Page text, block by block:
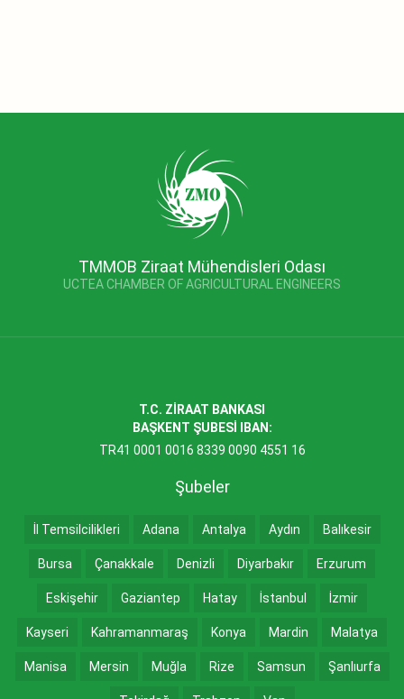
TMMOB Ziraat Mühendisleri Odası
UCTEA CHAMBER OF AGRICULTURAL ENGINEERS
T.C. ZİRAAT BANKASI
BAŞKENT ŞUBESİ IBAN:
TR41 0001 0016 8339 0090 4551 16
Şubeler
İl Temsilcilikleri Adana Antalya Aydın Balıkesir
Bursa Çanakkale Denizli Diyarbakır Erzurum
Eskişehir Gaziantep Hatay İstanbul İzmir
Kayseri Kahramanmaraş Konya Mardin Malatya
Manisa Mersin Muğla Rize Samsun Şanlıurfa